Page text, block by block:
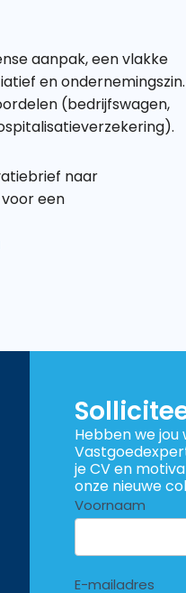
aanpak, een vlakke
en ondernemingszin.
(bedrijfswagen,
naar
een
Hebben we
je CV en
onze nieuwe
Voornaam
E-mailadres